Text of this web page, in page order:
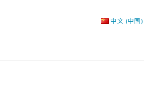
中文 (中国)